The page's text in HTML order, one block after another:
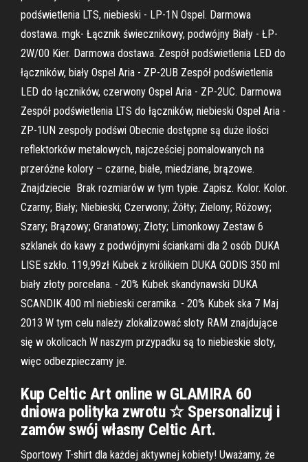
podświetlenia LTS, niebieski - LP-1N Ospel. Darmowa
dostawa. mgk- Łącznik świecznikowy, podwójny Biały - ŁP-
2W/00 Kier. Darmowa dostawa. Zespół podświetlenia LED do
łączników, biały Ospel Aria - ZP-2UB Zespół podświetlenia
LED do łączników, czerwony Ospel Aria - ZP-2UC. Darmowa
Zespół podświetlenia LTS do łączników, niebieski Ospel Aria -
ZP-1UN zespoły podświ Obecnie dostępne są duże ilości
reflektorków metalowych, najcześciej pomalowanych na
przeróżne kolory – czarne, białe, miedziane, brązowe.
Znajdziecie Brak rozmiarów w tym typie. Zapisz. Kolor. Kolor.
Czarny; Biały; Niebieski; Czerwony; Żółty; Zielony; Różowy;
Szary; Brązowy; Granatowy; Złoty; Limonkowy Zestaw 6
szklanek do kawy z podwójnymi ściankami dla 2 osób DUKA
LISE szkło. 119,99zł Kubek z królikiem DUKA GODIS 350 ml
biały złoty porcelana. - 20% Kubek skandynawski DUKA
SCANDIK 400 ml niebieski ceramika. - 20% Kubek ska 7 Maj
2013 W tym celu należy zlokalizować sloty RAM znajdujące
się w okolicach W naszym przypadku są to niebieskie sloty,
więc odbezpieczamy je.
Kup Celtic Art online w GLAMIRA 60
dniowa polityka zwrotu ☆ Spersonalizuj i
zamów swój własny Celtic Art.
Sportowy T-shirt dla każdej aktywnej kobiety! Uważamy, że